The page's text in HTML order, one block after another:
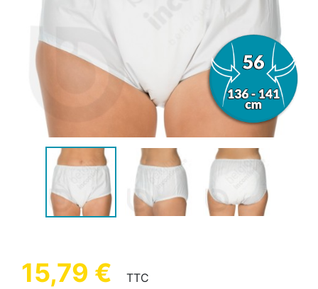
15,79 € TTC